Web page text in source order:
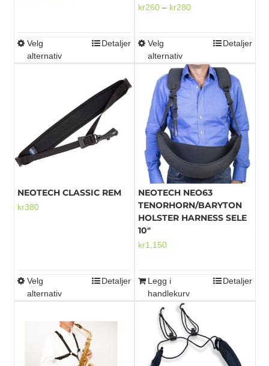
Velg
alternativ
Dette
varianter.
Alternativene
kan
Detaljer
kr260 – kr280Prisområde:
Velg
alternativ
Dette
har
flere
varianter.
Alternativene
kan
på
produktsiden
Detaljer
NEOTECH CLASSIC REM
kr380
Velg
alternativ
Dette
flere
varianter.
Alternativene
Detaljer
NEOTECH NEO63
TENORHORN/BARYTON
HOLSTER HARNESS SELE
10″
kr1,150
Legg i
handlekurv
Detaljer